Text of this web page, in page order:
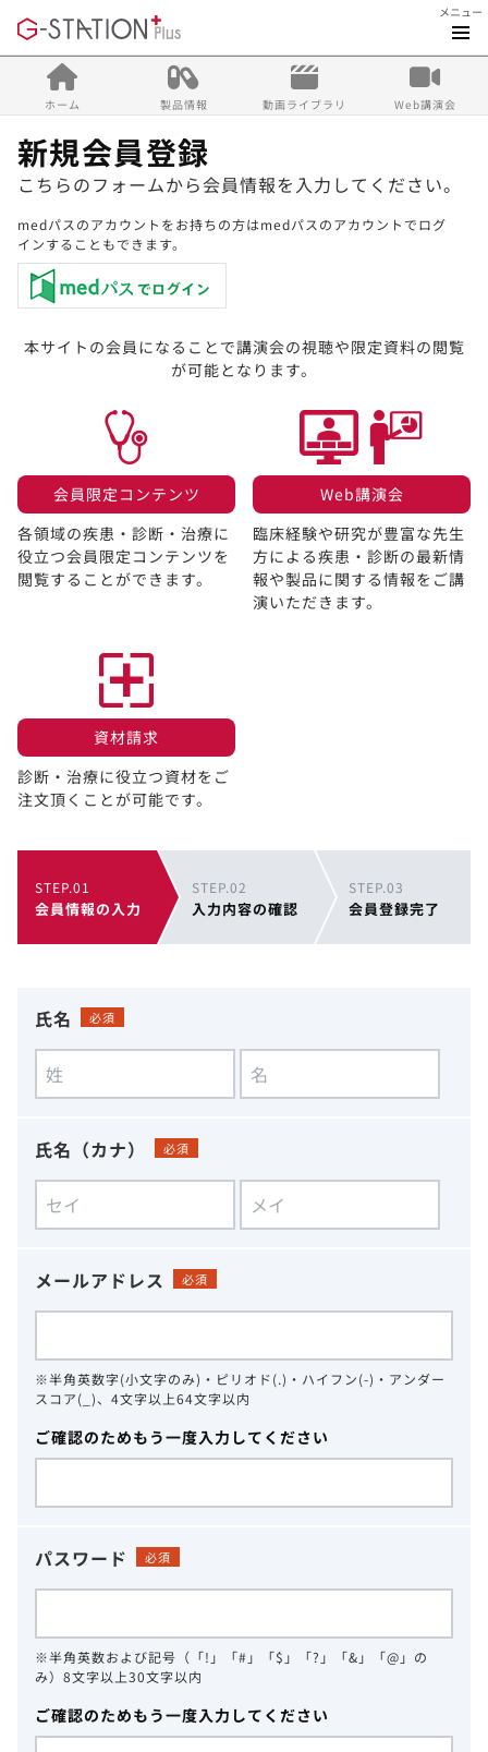
メニュー
ホーム 製品情報 動画ライブラリ Web講演会
新規会員登録
こちらのフォームから会員情報を入力してください。
medパスのアカウントをお持ちの方はmedパスのアカウントでログ
インすることもできます。
本サイトの会員になることで講演会の視聴や限定資料の閲覧
が可能となります。
会員限定コンテンツ​
各領域の疾患・診断・治療に
役立つ会員限定コンテンツを
閲覧することができます。​
Web講演会​
臨床経験や研究が豊富な先生
方による疾患・診断の最新情
報や製品に関する情報をご講
演いただきます。
資材請求​
診断・治療に役立つ資材をご
注文頂くことが可能です。
STEP.01
会員情報の入力
STEP.02
入力内容の確認
STEP.03
会員登録完了
氏名 必須
氏名（カナ） 必須
メールアドレス 必須
※半角英数字(小文字のみ)・ピリオド(.)・ハイフン(-)・アンダー
スコア(_)、4文字以上64文字以内
ご確認のためもう一度入力してください
パスワード 必須
※半角英数および記号（「!」「#」「$」「?」「&」「@」の
み）8文字以上30文字以内
ご確認のためもう一度入力してください